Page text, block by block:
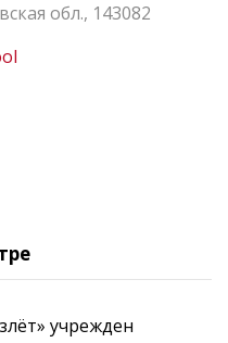
обл., 143082
учрежден